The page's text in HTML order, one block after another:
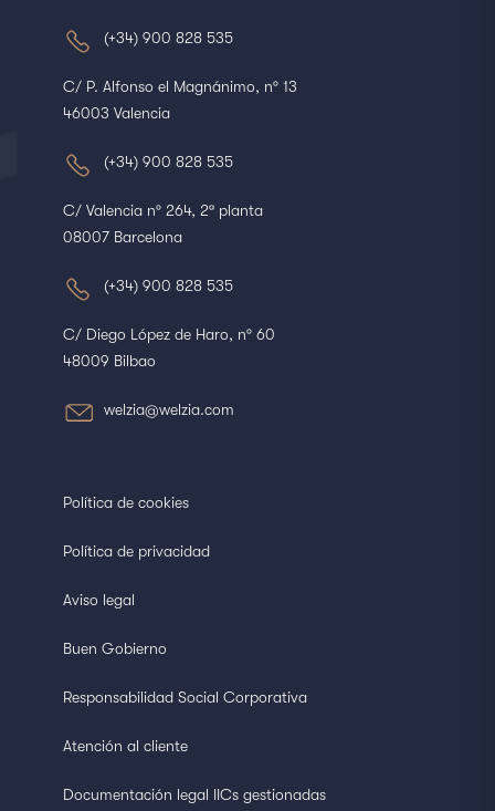
(+34) 900 828 535
C/ P. Alfonso el Magnánimo, nº 13
46003 Valencia
(+34) 900 828 535
C/ Valencia nº 264, 2ª planta
08007 Barcelona
(+34) 900 828 535
C/ Diego López de Haro, nº 60
48009 Bilbao
welzia@welzia.com
Política de cookies
Política de privacidad
Aviso legal
Buen Gobierno
Responsabilidad Social Corporativa
Atención al cliente
Documentación legal IICs gestionadas